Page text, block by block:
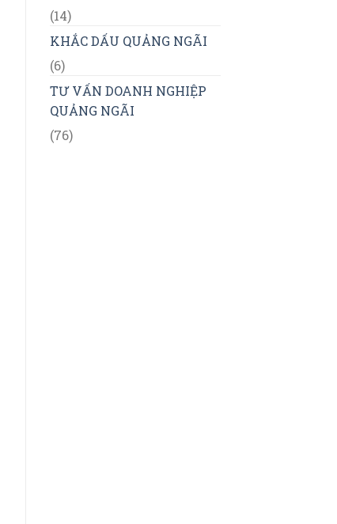
(14)
KHẮC DẤU QUẢNG NGÃI
(6)
TƯ VẤN DOANH NGHIỆP
QUẢNG NGÃI
(76)